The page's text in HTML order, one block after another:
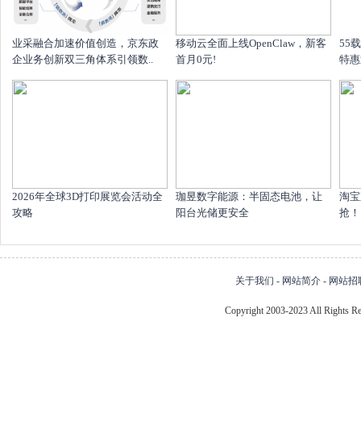
业采融合加速价值创造，京东政
企业务创新双三角体系引领数..
移动云全面上线OpenClaw，新客
首月0元!
55
特
2026年全球3D打印展览会活动全
攻略
珈昱数字能源：半固态电池，让
阳台光储更安全
淘
抢
关于我们 - 网站简介 - 网站招
Copyright 2003-2023 All Rights